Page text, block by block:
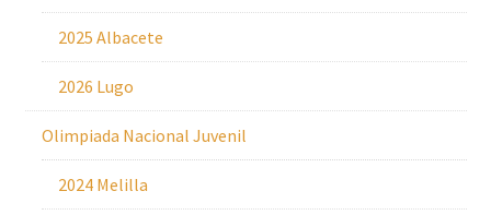
2025 Albacete
2026 Lugo
Olimpiada Nacional Juvenil
2024 Melilla